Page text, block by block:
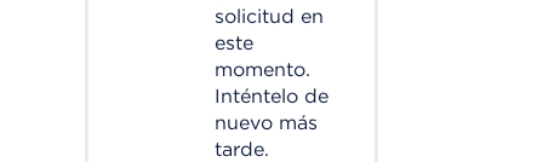
solicitud en
este
momento.
Inténtelo de
nuevo más
tarde.